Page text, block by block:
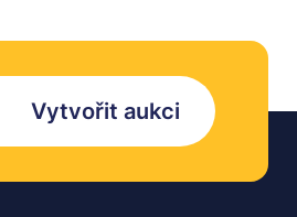
Vytvořit aukci